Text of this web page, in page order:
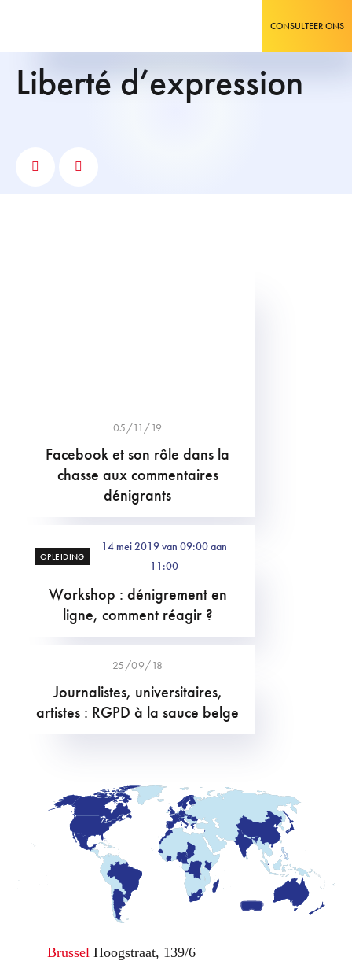
CONSULTEER ONS
Liberté d’expression
05/11/19
Facebook et son rôle dans la
chasse aux commentaires
dénigrants
OPLEIDING
14 mei 2019 van 09:00 aan
11:00
Workshop : dénigrement en
ligne, comment réagir ?
25/09/18
Journalistes, universitaires,
artistes : RGPD à la sauce belge
Brussel Hoogstraat, 139/6